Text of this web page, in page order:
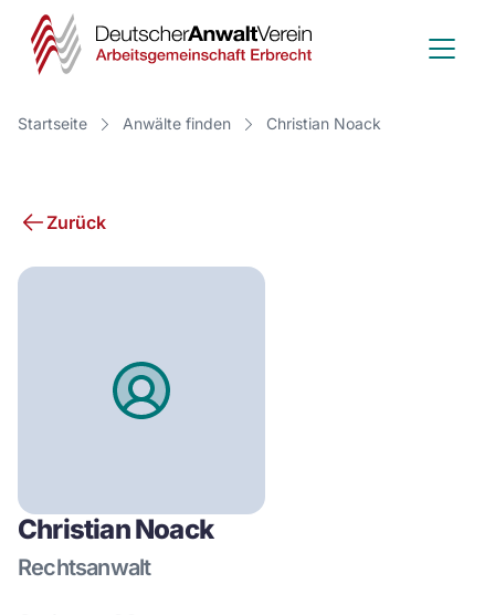
Deutscher
Anwalt
Verein
Startseite Anwälte finden Christian Noack
Zurück
Christian Noack
Rechtsanwalt